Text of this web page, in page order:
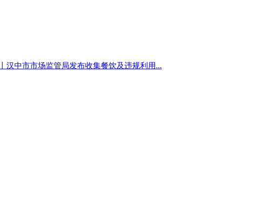
汉中市市场监管局发布收集餐饮及违规利用...